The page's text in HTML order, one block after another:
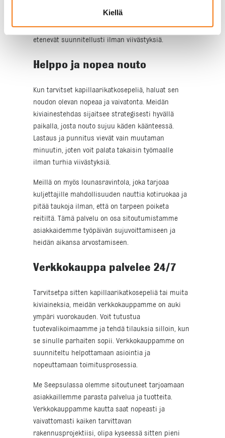
Kiellä
samana tai viimeistään seuraavana päivänä
tilauksesta. Näin varmistamme, että projektit
etenevät suunnitellusti ilman viivästyksiä.
Helppo ja nopea nouto
Kun tarvitset kapillaarikatkosepeliä, haluat sen
noudon olevan nopeaa ja vaivatonta. Meidän
kiviainestehdas sijaitsee strategisesti hyvällä
paikalla, josta nouto sujuu käden käänteessä.
Lastaus ja punnitus vievät vain muutaman
minuutin, joten voit palata takaisin työmaalle
ilman turhia viivästyksiä.
Meillä on myös lounasravintola, joka tarjoaa
kuljettajille mahdollisuuden nauttia kotiruokaa ja
pitää taukoja ilman, että on tarpeen poiketa
reitiltä. Tämä palvelu on osa sitoutumistamme
asiakkaidemme työpäivän sujuvoittamiseen ja
heidän aikansa arvostamiseen.
Verkkokauppa palvelee 24/7
Tarvitsetpa sitten kapillaarikatkosepeliä tai muita
kiviaineksia, meidän verkkokauppamme on auki
ympäri vuorokauden. Voit tutustua
tuotevalikoimaamme ja tehdä tilauksia silloin, kun
se sinulle parhaiten sopii. Verkkokauppamme on
suunniteltu helpottamaan asiointia ja
nopeuttamaan toimitusprosessia.
Me Seepsulassa olemme sitoutuneet tarjoamaan
asiakkaillemme parasta palvelua ja tuotteita.
Verkkokauppamme kautta saat nopeasti ja
vaivattomasti kaiken tarvittavan
rakennusprojektiisi, olipa kyseessä sitten pieni